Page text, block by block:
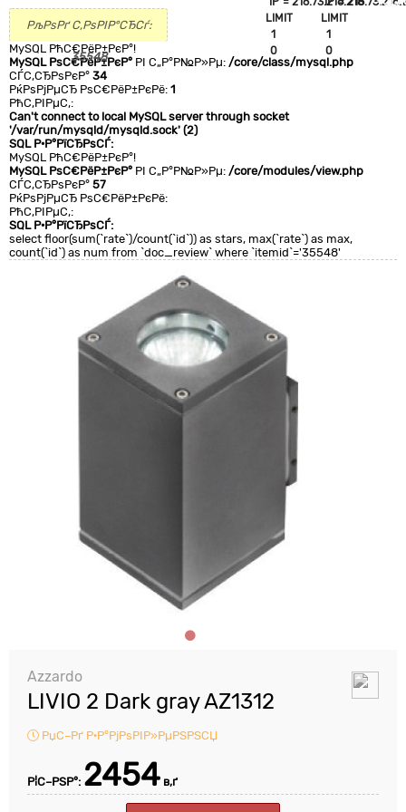
LIMIT
1
0
LIMIT
1
0
РљРѕРґ С‚РѕРІР°СЂСѓ:
35548
MySQL РћС€РёР±РєР°!
MySQL РѕС€РёР±РєР° РІ С„Р°Р№Р»Рµ: /core/class/mysql.php
СЃС‚СЂРѕРєР° 34
РќРѕРјРµСЂ РѕС€РёР±РєРё: 1
РћС‚РІРµС‚:
Can't connect to local MySQL server through socket
'/var/run/mysqld/mysqld.sock' (2)
SQL Р·Р°РїСЂРѕСЃ:
MySQL РћС€РёР±РєР°!
MySQL РѕС€РёР±РєР° РІ С„Р°Р№Р»Рµ: /core/modules/view.php
СЃС‚СЂРѕРєР° 57
РќРѕРјРµСЂ РѕС€РёР±РєРё:
РћС‚РІРµС‚:
SQL Р·Р°РїСЂРѕСЃ:
select floor(sum(`rate`)/count(`id`)) as stars, max(`rate`) as max,
count(`id`) as num from `doc_review` where `itemid`='35548'
Azzardo
LIVIO 2 Dark gray AZ1312
РџС–Рґ Р·Р°РјРѕРІР»РµРЅРЅСЏ
Р¦С–РЅР°: 2454 в‚ґ